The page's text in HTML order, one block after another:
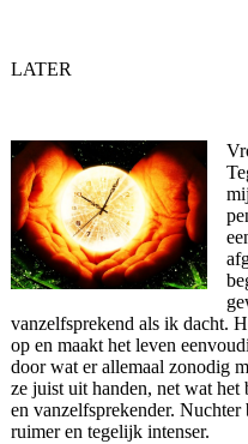
LATER
vanzelfsprekend als ik dacht.
op en maakt het leven
door wat er allemaal zonodig
ze juist uit handen, net wat
en vanzelfsprekender.
ruimer en tegelijk intenser.